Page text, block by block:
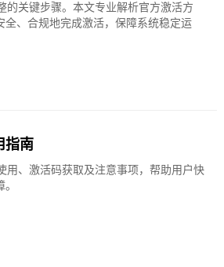
的关键步骤。本文专业解析官方激活方
、合规地完成激活，保障系统稳定运
指南
用、激活码获取及注意事项，帮助用户快